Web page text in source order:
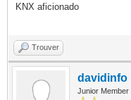
KNX aficionado
Trouver
davidinfo
Junior Member